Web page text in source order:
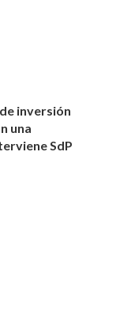
inversión
una
SdP